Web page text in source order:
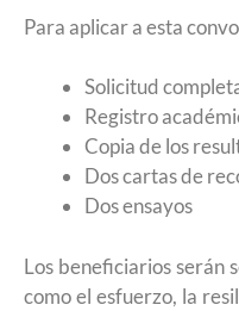
Para aplicar a esta
Solicitud
Registro
Copia de los
Dos cartas de
Dos ensayos
Los beneficiarios serán
como el esfuerzo, la